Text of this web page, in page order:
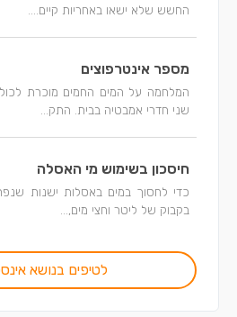
החשש שלא ישאו באחריות קיים....
מספר אינטרפוצים
המלחמה על המים החמים מוכרת
שני חדרי אמבטיה בבית. התק...
חיסכון בשימוש מי האסלה
בקבוק של ליטר וחצי מים,...
לטיפים בנושא